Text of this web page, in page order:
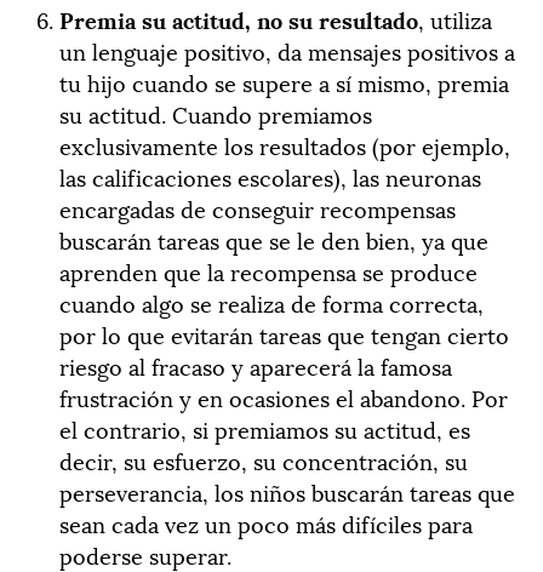
Premia su actitud, no su resultado, utiliza
un lenguaje positivo, da mensajes positivos a
tu hijo cuando se supere a sí mismo, premia
su actitud. Cuando premiamos
exclusivamente los resultados (por ejemplo,
las calificaciones escolares), las neuronas
encargadas de conseguir recompensas
buscarán tareas que se le den bien, ya que
aprenden que la recompensa se produce
cuando algo se realiza de forma correcta,
por lo que evitarán tareas que tengan cierto
riesgo al fracaso y aparecerá la famosa
frustración y en ocasiones el abandono. Por
el contrario, si premiamos su actitud, es
decir, su esfuerzo, su concentración, su
perseverancia, los niños buscarán tareas que
sean cada vez un poco más difíciles para
poderse superar.